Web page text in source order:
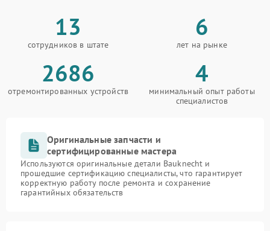
13
сотрудников в штате
6
лет на рынке
2686
отремонтированных устройств
4
минимальный опыт работы
специалистов
Оригинальные запчасти и
сертифицированные мастера
Используются оригинальные детали Bauknecht и
прошедшие сертификацию специалисты, что гарантирует
корректную работу после ремонта и сохранение
гарантийных обязательств